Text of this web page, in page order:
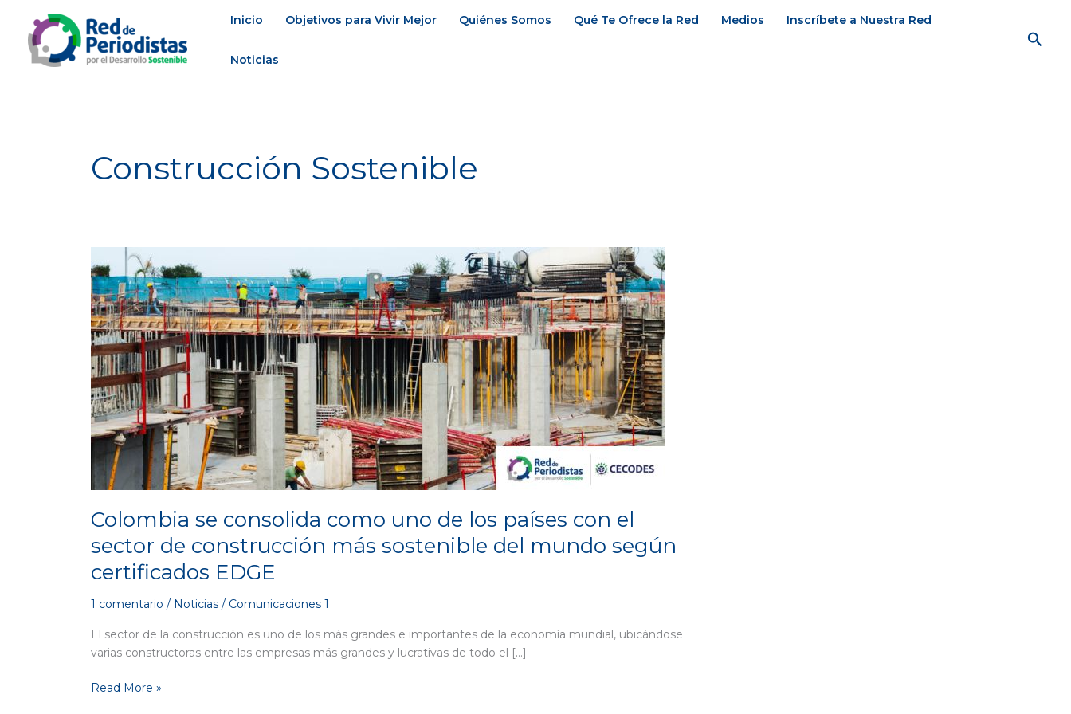
contenido
Inicio Objetivos para Vivir Mejor Quiénes Somos Qué Te Ofrece la Red Medios Inscríbete a Nuestra Red
Noticias
Construcción Sostenible
Colombia se consolida como uno de los países con el
sector de construcción más sostenible del mundo según
certificados EDGE
1 comentario / Noticias / Comunicaciones 1
El sector de la construcción es uno de los más grandes e importantes de la economía mundial, ubicándose
varias constructoras entre las empresas más grandes y lucrativas de todo el […]
Colombia
se
consolida
como
uno
de
los
países
con
el
sector
construcción
más
sostenible
del
mundo
según
EDGE
Read More »